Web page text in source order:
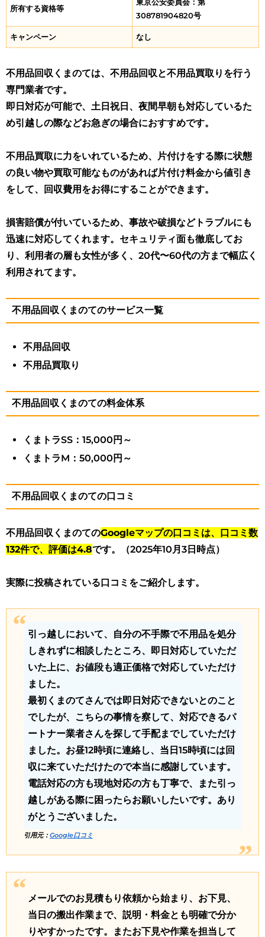
所有する資格等
東京公安委員会：第
308781904820号
キャンペーン なし
不用品回収くまのては、不用品回収と不用品買取りを行う
専門業者です。
即日対応が可能で、土日祝日、夜間早朝も対応しているた
め引越しの際などお急ぎの場合におすすめです。
不用品買取に力をいれているため、片付けをする際に状態
の良い物や買取可能なものがあれば片付け料金から値引き
をして、回収費用をお得にすることができます。
損害賠償が付いているため、事故や破損などトラブルにも
迅速に対応してくれます。セキュリティ面も徹底してお
り、利用者の層も女性が多く、20代〜60代の方まで幅広く
利用されてます。
不用品回収くまのてのサービス一覧
不用品回収
不用品買取り
不用品回収くまのての料金体系
くまトラSS：15,000円～
くまトラM：50,000円～
不用品回収くまのての口コミ
不用品回収くまのてのGoogleマップの口コミは、口コミ数
132件で、評価は4.8です。（2025年10月3日時点）
実際に投稿されている口コミをご紹介します。
引っ越しにおいて、自分の不手際で不用品を処分
しきれずに相談したところ、即日対応していただ
いた上に、お値段も適正価格で対応していただけ
ました。
最初くまのてさんでは即日対応できないとのこと
でしたが、こちらの事情を察して、対応できるパ
ートナー業者さんを探して手配までしていただけ
ました。お昼12時頃に連絡し、当日15時頃には回
収に来ていただけたので本当に感謝しています。
電話対応の方も現地対応の方も丁寧で、また引っ
越しがある際に困ったらお願いしたいです。あり
がとうございました。
引用元： Google口コミ
メールでのお見積もり依頼から始まり、お下見、
当日の搬出作業まで、説明・料金とも明確で分か
りやすかったです。またお下見や作業を担当して